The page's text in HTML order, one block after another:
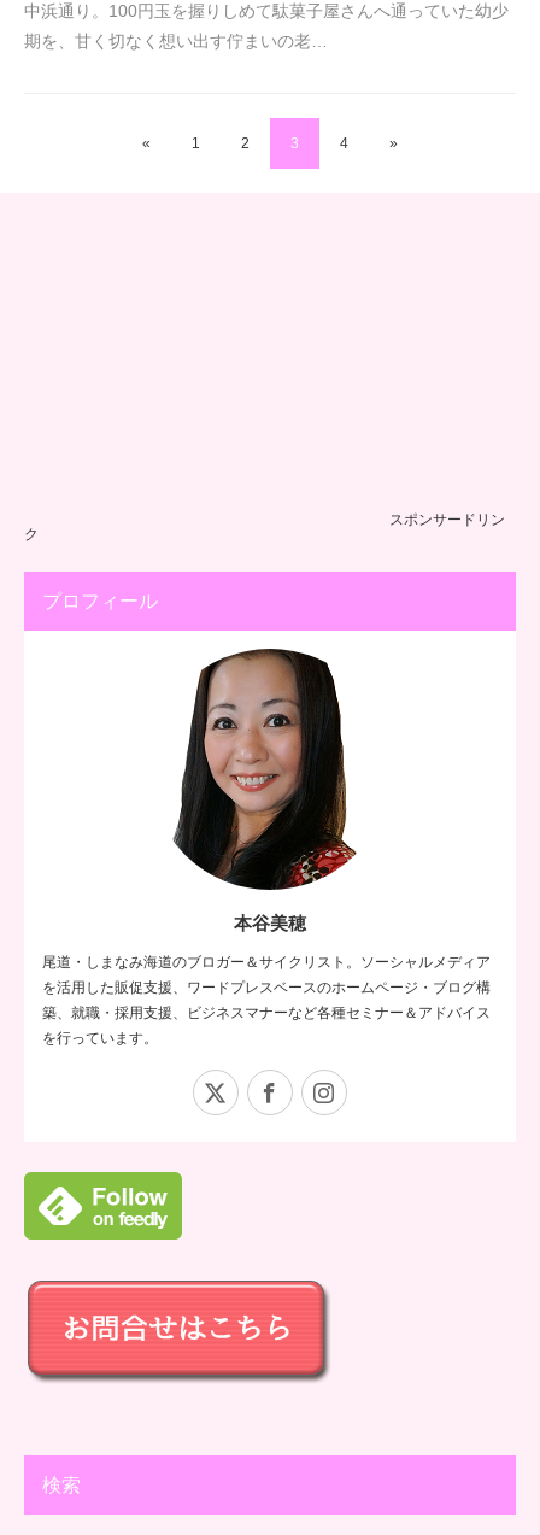
中浜通り。100円玉を握りしめて駄菓子屋さんへ通っていた幼少
期を、甘く切なく想い出す佇まいの老…
« 1 2 3 4 »
スポンサードリン
ク
プロフィール
本谷美穂
尾道・しまなみ海道のブロガー＆サイクリスト。ソーシャルメディア
を活用した販促支援、ワードプレスベースのホームページ・ブログ構
築、就職・採用支援、ビジネスマナーなど各種セミナー＆アドバイス
を行っています。
Facebook
検索